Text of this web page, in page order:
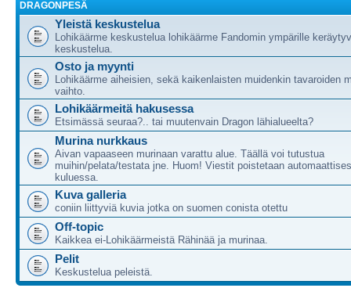
DRAGONPESÄ
Yleistä keskustelua
Lohikäärme keskustelua lohikäärme Fandomin ympärille
keskustelua.
Osto ja myynti
Lohikäärme aiheisien, sekä kaikenlaisten muidenkin tavaroiden
vaihto.
Lohikäärmeitä hakusessa
Etsimässä seuraa?.. tai muutenvain Dragon lähialueelta?
Murina nurkkaus
Aivan vapaaseen murinaan varattu alue. Täällä voi tutustua
muihin/pelata/testata jne. Huom! Viestit poistetaan
kuluessa.
Kuva galleria
coniin liittyviä kuvia jotka on suomen conista otettu
Off-topic
Kaikkea ei-Lohikäärmeistä Rähinää ja murinaa.
Pelit
Keskustelua peleistä.